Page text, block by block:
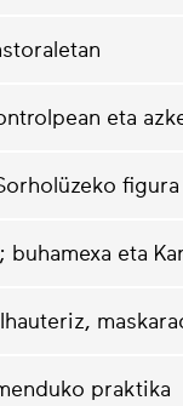
eta
buhamexa eta
praktika